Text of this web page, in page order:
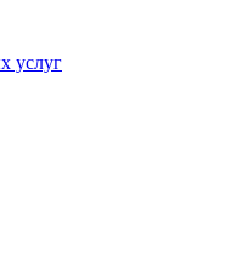
услуг